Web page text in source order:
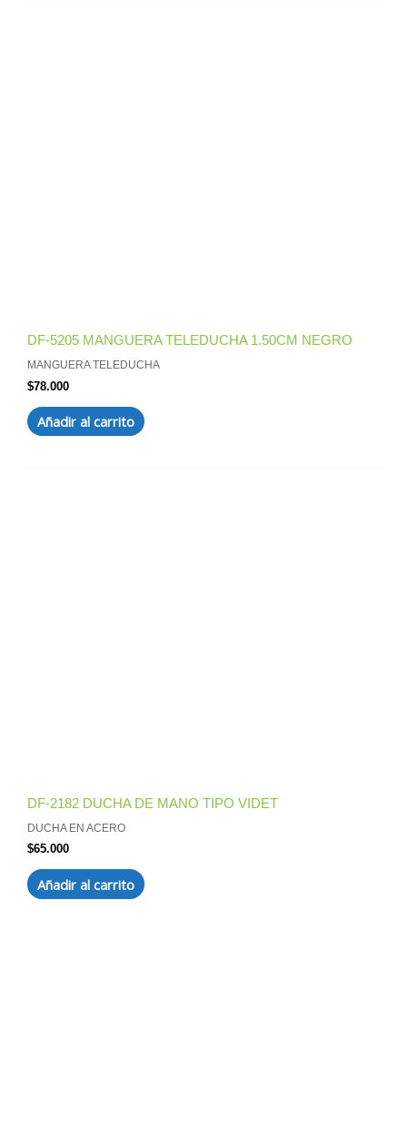
DF-5205 MANGUERA TELEDUCHA 1.50CM NEGRO
MANGUERA TELEDUCHA
$78.000
Añadir al carrito
DF-2182 DUCHA DE MANO TIPO VIDET
DUCHA EN ACERO
$65.000
Añadir al carrito